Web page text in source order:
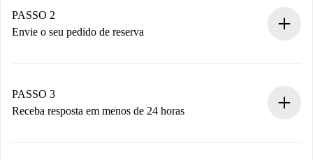
Você tem todas as informações necessárias
antecipadamente.
PASSO 2
Envie o seu pedido de reserva
Não cobramos nada até que o proprietário confirme.
PASSO 3
Receba resposta em menos de 24 horas